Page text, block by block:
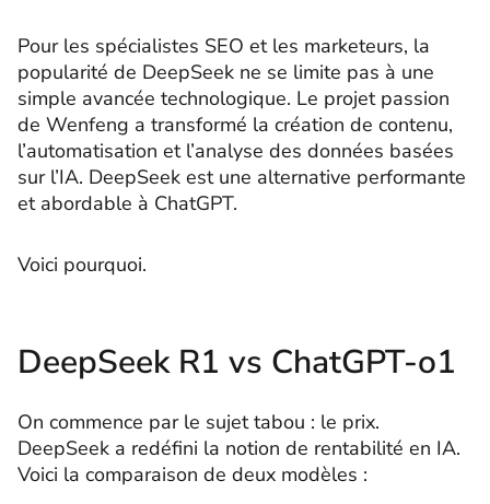
Pour les spécialistes SEO et les marketeurs, la
popularité de DeepSeek ne se limite pas à une
simple avancée technologique. Le projet passion
de Wenfeng a transformé la création de contenu,
l’automatisation et l’analyse des données basées
sur l’IA. DeepSeek est une alternative performante
et abordable à ChatGPT.
Voici pourquoi.
DeepSeek R1 vs ChatGPT-o1
On commence par le sujet tabou : le prix.
DeepSeek a redéfini la notion de rentabilité en IA.
Voici la comparaison de deux modèles :